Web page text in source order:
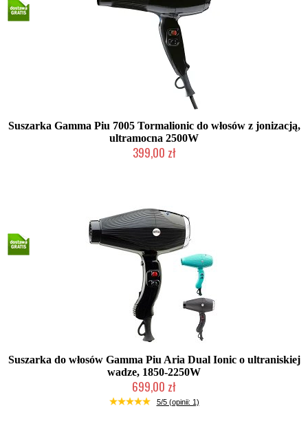
Suszarka Gamma Piu 7005 Tormalionic do włosów z jonizacją,
ultramocna 2500W
399,00 zł
Suszarka do włosów Gamma Piu Aria Dual Ionic o ultraniskiej
wadze, 1850-2250W
699,00 zł
Duża ilość (wysyłka w 24h)
5/5 (opinii: 1)